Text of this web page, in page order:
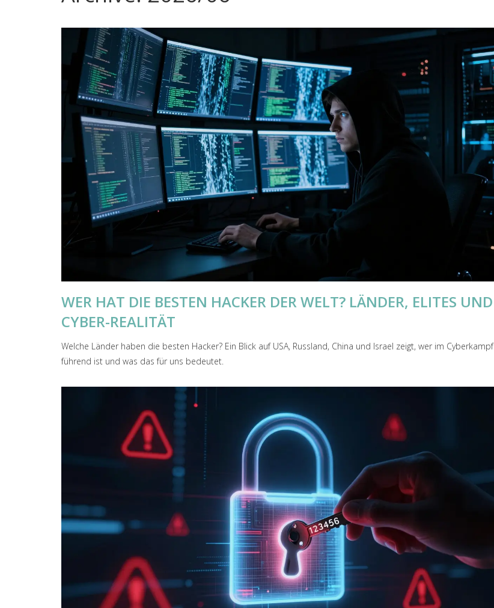
WER HAT DIE BESTEN HACKER DER WELT? LÄNDER, ELITES UND
CYBER-REALITÄT
Welche Länder haben die besten Hacker? Ein Blick auf USA, Russland, China und Israel zeigt, wer im Cyberkampf
führend ist und was das für uns bedeutet.